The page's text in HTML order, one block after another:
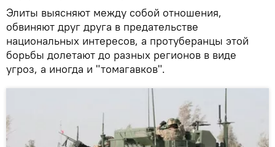
Элиты выясняют между собой отношения,
обвиняют друг друга в предательстве
национальных интересов, а протуберанцы этой
борьбы долетают до разных регионов в виде
угроз, а иногда и "томагавков".